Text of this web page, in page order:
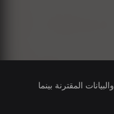
يتلقى ناشرو الألعاب التي تقوم بتشغيلها وصولاً إلى معلومات ملف تعريفك في Xbox والبيانات المقترنة بينما